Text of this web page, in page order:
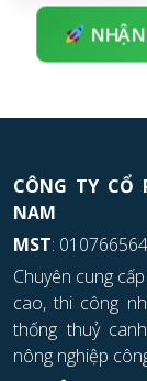
CÔNG TY CỔ
NAM
MST:
Chuyên cung
cao, thi công
thống thuỷ
nông nghiệp